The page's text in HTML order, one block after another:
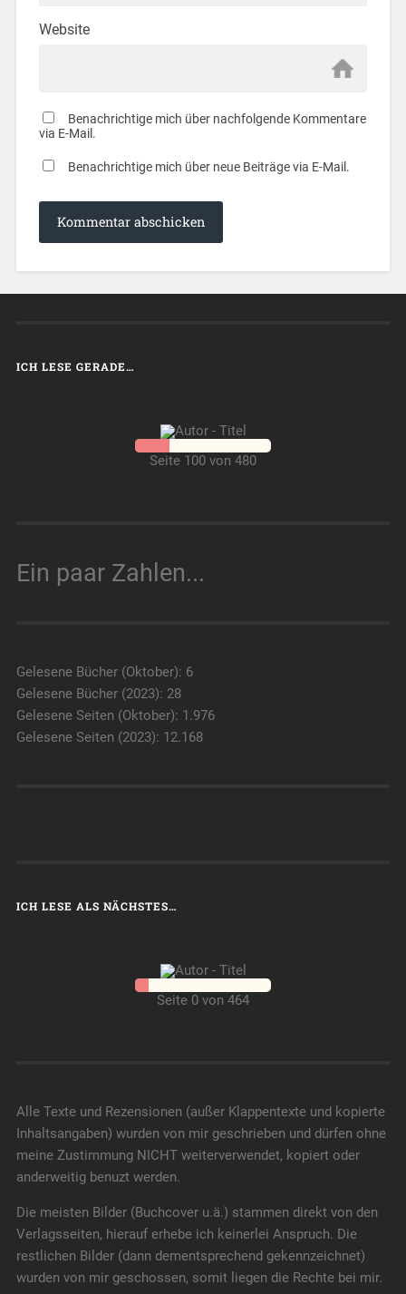
Website
Benachrichtige mich über nachfolgende Kommentare
via E-Mail.
Benachrichtige mich über neue Beiträge via E-Mail.
ICH LESE GERADE…
Seite 100 von 480
Ein paar Zahlen...
Gelesene Bücher (Oktober): 6
Gelesene Bücher (2023): 28
Gelesene Seiten (Oktober): 1.976
Gelesene Seiten (2023): 12.168
ICH LESE ALS NÄCHSTES…
Seite 0 von 464
Alle Texte und Rezensionen (außer Klappentexte und kopierte
Inhaltsangaben) wurden von mir geschrieben und dürfen ohne
meine Zustimmung NICHT weiterverwendet, kopiert oder
anderweitig benuzt werden.
Die meisten Bilder (Buchcover u.ä.) stammen direkt von den
Verlagsseiten, hierauf erhebe ich keinerlei Anspruch. Die
restlichen Bilder (dann dementsprechend gekennzeichnet)
wurden von mir geschossen, somit liegen die Rechte bei mir.